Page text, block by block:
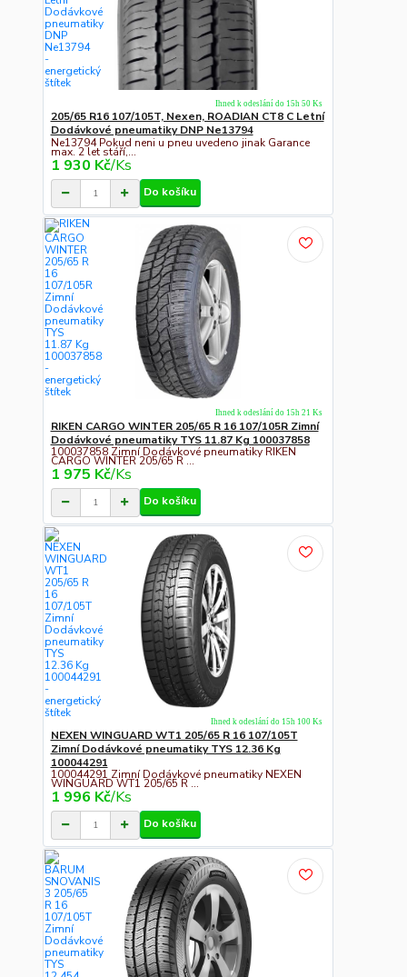
205/65 R16 107/105T, Nexen, ROADIAN CT8 C Letní
Dodávkové pneumatiky DNP Ne13794
Ne13794 Pokud neni u pneu uvedeno jinak Garance
max. 2 let stáří,...
1 930 Kč/Ks
Ihned k odeslání do 15h 50 Ks
Do košíku
RIKEN CARGO WINTER 205/65 R 16 107/105R Zimní
Dodávkové pneumatiky TYS 11.87 Kg 100037858
100037858 Zimní Dodávkové pneumatiky RIKEN
CARGO WINTER 205/65 R ...
1 975 Kč/Ks
Ihned k odeslání do 15h 21 Ks
Do košíku
NEXEN WINGUARD WT1 205/65 R 16 107/105T
Zimní Dodávkové pneumatiky TYS 12.36 Kg
100044291
100044291 Zimní Dodávkové pneumatiky NEXEN
WINGUARD WT1 205/65 R ...
1 996 Kč/Ks
Ihned k odeslání do 15h 100 Ks
Do košíku